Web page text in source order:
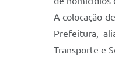
A colocação
Prefeitura,
Transporte e